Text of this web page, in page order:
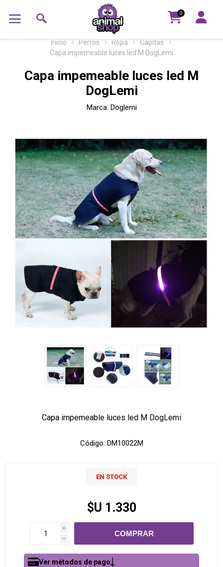
0
Inicio Perros Ropa
Capitas
Capa impemeable luces led M DogLemi
Capa impemeable luces led M
DogLemi
Marca: Doglemi
Capa impemeable luces led M DogLemi
Código: DM10022M
EN STOCK
$U 1.330
i
h
Ver métodos de pago